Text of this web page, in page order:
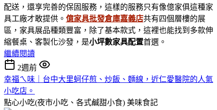
配送，還享完善的保固服務，這樣的服務只有像億家俱這種家
具工廠才敢提供。 億家具批發倉庫嘉義店共有四個層樓的展
區，家具展品種類豐富，除了基本款式，這裡也能找到多款伸
縮餐桌、客製化沙發，是小坪數家具配置首選。
繼續閱讀
2週前
幸福ㄟ味｜台中大里蚵仔煎、炒飯、麵線，近仁愛醫院的人氣
小吃店。
點心小吃(夜市小吃、各式鹹甜小食) 美味食記